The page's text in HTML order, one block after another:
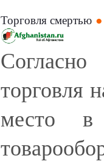
Торговля смертью
Согласно
торговля
место в